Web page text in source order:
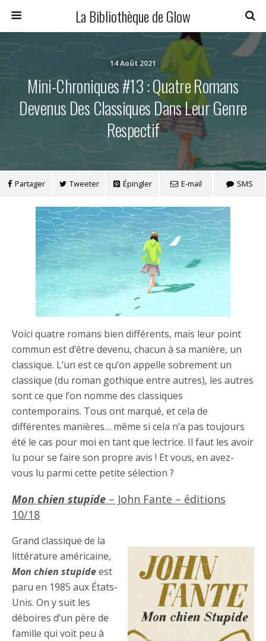
La Bibliothèque de Glow
14 Août 2021
Mini-Chroniques #13 : Quatre Romans
Devenus Des Classiques Dans Leur Genre
Respectif
Partager Tweeter Épingler E-mail SMS
Voici quatre romans bien différents, mais leur point
commun est d’être devenu, chacun à sa manière, un
classique. L’un est ce qu’on appelle sobrement un
classique (du roman gothique entre autres), les autres
sont ce que l’on nomme des classiques
contemporains. Tous ont marqué, et cela de
différentes manières… même si cela n’a pas toujours
été le cas pour moi en tant que lectrice. Il faut les avoir
lu pour se faire son propre avis ! Et vous, en avez-
vous lu parmi cette petite sélection ?
Mon chien stupide – John Fante – éditions
10/18
Grand classique de la
littérature américaine,
Mon chien stupideest
paru en 1985 aux États-
Unis. On y suit les
déboires d’un père de
famille qui voit peu à